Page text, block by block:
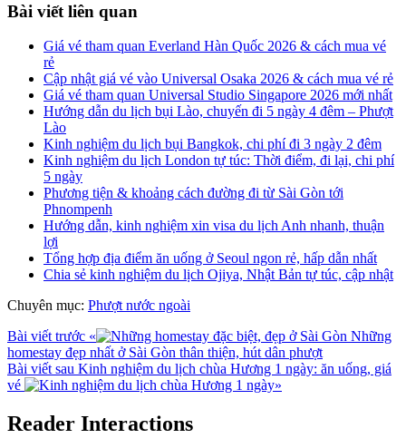
Bài viết liên quan
Giá vé tham quan Everland Hàn Quốc 2026 & cách mua vé
rẻ
Cập nhật giá vé vào Universal Osaka 2026 & cách mua vé rẻ
Giá vé tham quan Universal Studio Singapore 2026 mới nhất
Hướng dẫn du lịch bụi Lào, chuyến đi 5 ngày 4 đêm – Phượt
Lào
Kinh nghiệm du lịch bụi Bangkok, chi phí đi 3 ngày 2 đêm
Kinh nghiệm du lịch London tự túc: Thời điểm, đi lại, chi phí
5 ngày
Phương tiện & khoảng cách đường đi từ Sài Gòn tới
Phnompenh
Hướng dẫn, kinh nghiệm xin visa du lịch Anh nhanh, thuận
lợi
Tổng hợp địa điểm ăn uống ở Seoul ngon rẻ, hấp dẫn nhất
Chia sẻ kinh nghiệm du lịch Ojiya, Nhật Bản tự túc, cập nhật
Chuyên mục: Phượt nước ngoài
Bài viết trước «
Những
homestay đẹp nhất ở Sài Gòn thân thiện, hút dân phượt
Bài viết sau Kinh nghiệm du lịch chùa Hương 1 ngày: ăn uống, giá
vé
»
Reader Interactions